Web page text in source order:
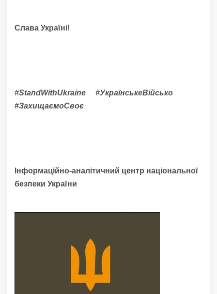
Слава Україні!
#StandWithUkraine #УкраїнськеВійсько
#ЗахищаємоСвоє
Інформаційно-аналітичний центр національної
безпеки України